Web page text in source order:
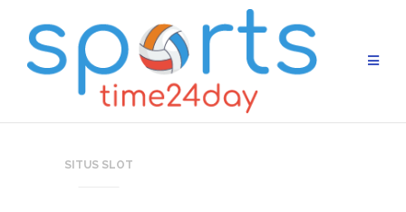
content
SITUS SLOT